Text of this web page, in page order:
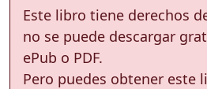
Este libro tiene derechos
no se puede descargar
ePub o PDF.
Pero puedes obtener este